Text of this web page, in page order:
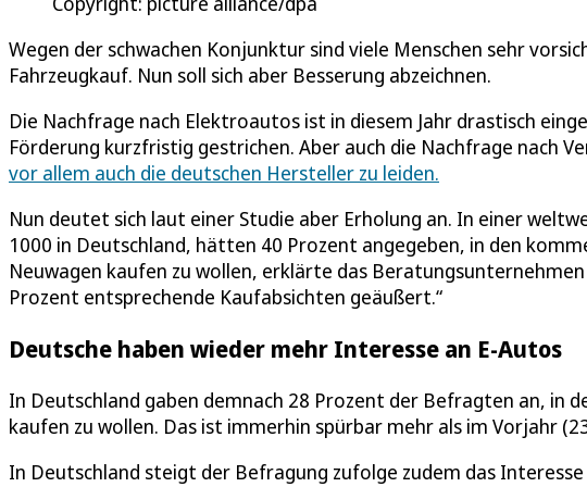
Wegen der schwachen Konjunktur sind viele Menschen sehr
Fahrzeugkauf. Nun soll sich aber Besserung abzeichnen.
Die Nachfrage nach Elektroautos ist in diesem Jahr drastisch
Förderung kurzfristig gestrichen. Aber auch die Nachfrage nach
vor allem auch die deutschen Hersteller zu leiden.
Nun deutet sich laut einer Studie aber Erholung an. In einer
1000 in Deutschland, hätten 40 Prozent angegeben, in den
Neuwagen kaufen zu wollen, erklärte das
Prozent entsprechende Kaufabsichten geäußert.“
Deutsche haben wieder mehr Interesse an E-Autos
In Deutschland gaben demnach 28 Prozent der Befragten an, in
kaufen zu wollen. Das ist immerhin spürbar mehr als im Vorjahr
In Deutschland steigt der Befragung zufolge zudem das